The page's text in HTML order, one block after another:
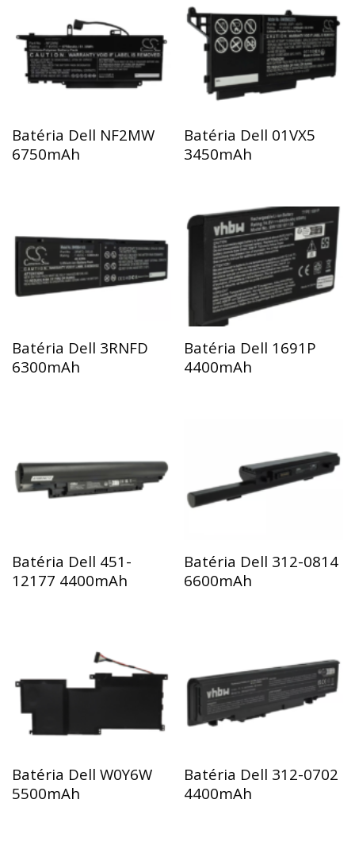
Batéria Dell NF2MW
6750mAh
Batéria Dell 01VX5
3450mAh
Batéria Dell 3RNFD
6300mAh
Batéria Dell 1691P
4400mAh
Batéria Dell 451-
12177 4400mAh
Batéria Dell 312-0814
6600mAh
Batéria Dell W0Y6W
5500mAh
Batéria Dell 312-0702
4400mAh